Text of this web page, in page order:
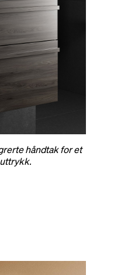
håndtak for et